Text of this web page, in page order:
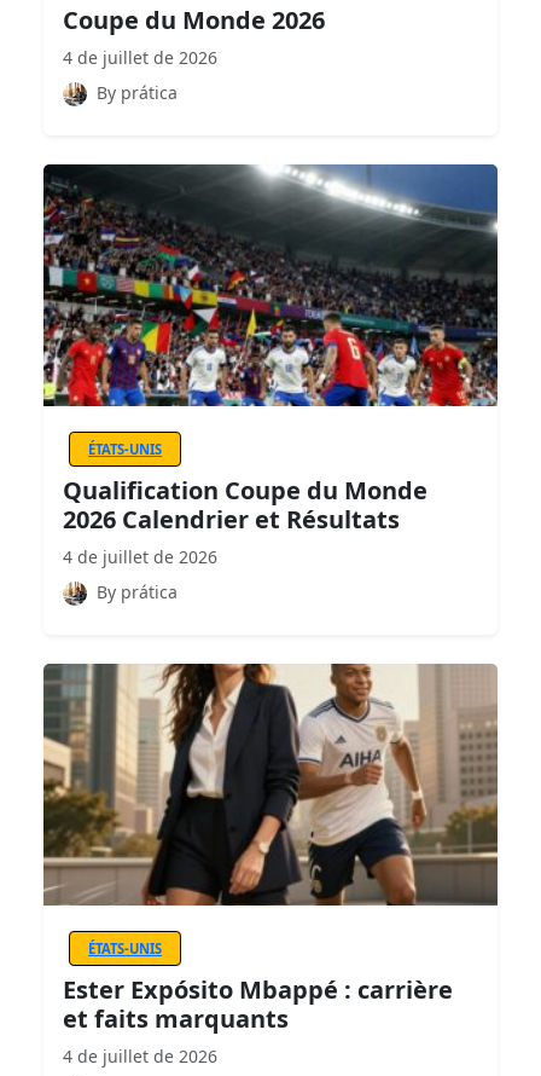
Coupe du Monde 2026
4 de juillet de 2026
By prática
ÉTATS-UNIS
Qualification Coupe du Monde
2026 Calendrier et Résultats
4 de juillet de 2026
By prática
ÉTATS-UNIS
Ester Expósito Mbappé : carrière
et faits marquants
4 de juillet de 2026